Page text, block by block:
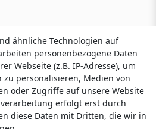
ähnliche Technologien auf
personenbezogene Daten
Webseite (z.B. IP-Adresse), um
personalisieren, Medien von
oder Zugriffe auf unsere Website
erfolgt erst durch
diese Daten mit Dritten, die wir in
ähnliche Technologien auf
personenbezogene Daten
Webseite (z.B. IP-Adresse), um
personalisieren, Medien von
oder Zugriffe auf unsere Website
erfolgt erst durch
diese Daten mit Dritten, die wir in